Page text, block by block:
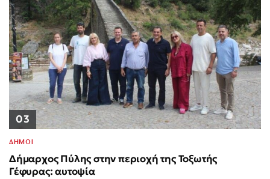
03
ΔΗΜΟΙ
Δήμαρχος Πύλης στην περιοχή της Τοξωτής
Γέφυρας: αυτοψία